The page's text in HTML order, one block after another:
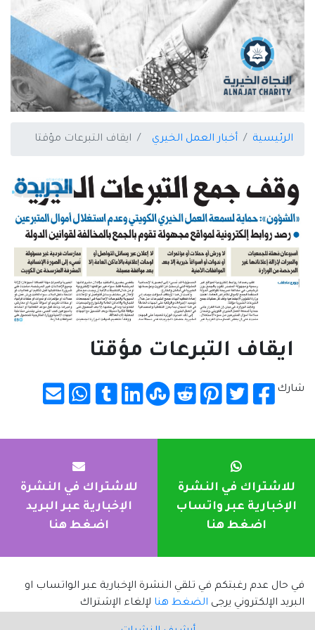
الرئيسية أخبار العمل الخيري ايقاف التبرعات مؤقتا
ايقاف التبرعات مؤقتا
شارك
للاشتراك في النشرة
الإخبارية عبر واتساب
اضغط هنا
للاشتراك في النشرة
الإخبارية عبر البريد
اضغط هنا
في حال عدم رغبتكم في تلقي النشرة الإخبارية عبر الواتساب او
البريد الإلكتروني يرجى الضغط هنا لإلغاء الإشتراك